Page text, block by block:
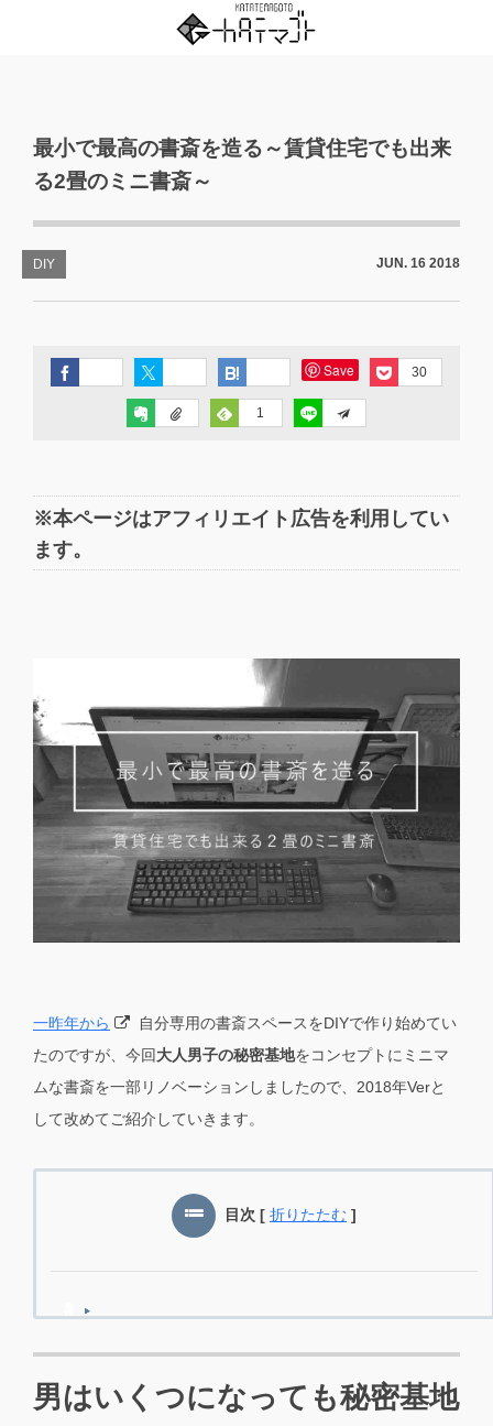
最小で最高の書斎を造る～賃貸住宅でも出来
る2畳のミニ書斎～
DIY JUN. 16 2018
Save 30
1
※本ページはアフィリエイト広告を利用してい
ます。
一昨年から
自分専用の書斎スペースをDIYで作り始めてい
たのですが、今回大人男子の秘密基地をコンセプトにミニマ
ムな書斎を一部リノベーションしましたので、2018年Verと
して改めてご紹介していきます。
目次 [ 折りたたむ ]
男はいくつになっても秘密基地